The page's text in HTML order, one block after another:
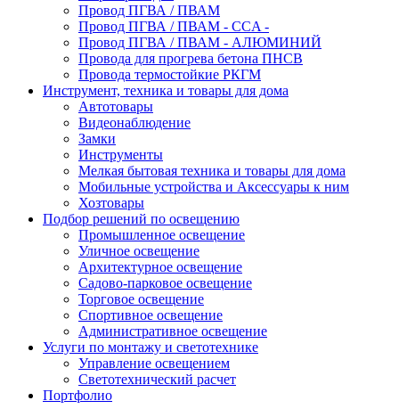
Провод ПГВА / ПВАМ
Провод ПГВА / ПВАМ - CCA -
Провод ПГВА / ПВАМ - АЛЮМИНИЙ
Провода для прогрева бетона ПНСВ
Провода термостойкие РКГМ
Инструмент, техника и товары для дома
Автотовары
Видеонаблюдение
Замки
Инструменты
Мелкая бытовая техника и товары для дома
Мобильные устройства и Аксессуары к ним
Хозтовары
Подбор решений по освещению
Промышленное освещение
Уличное освещение
Архитектурное освещение
Садово-парковое освещение
Торговое освещение
Спортивное освещение
Административное освещение
Услуги по монтажу и светотехнике
Управление освещением
Светотехнический расчет
Портфолио